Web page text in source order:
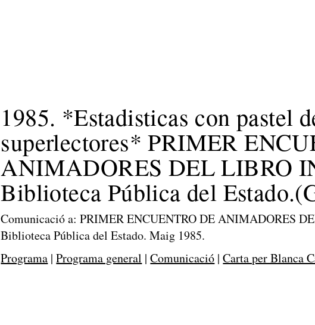
1985. *Estadisticas con pastel
superlectores* PRIMER
ANIMADORES DEL LIBRO
Biblioteca Pública del
Comunicació a: PRIMER ENCUENTRO DE ANIMADORES
Biblioteca Pública del Estado. Maig 1985.
Programa |Programa general |Comunicació |Carta per Blanca